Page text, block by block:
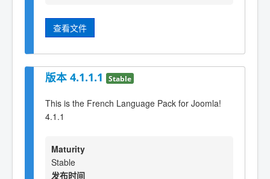
查看文件
版本 4.1.1.1 Stable
This is the French Language Pack for Joomla!
4.1.1
Maturity
Stable
发布时间